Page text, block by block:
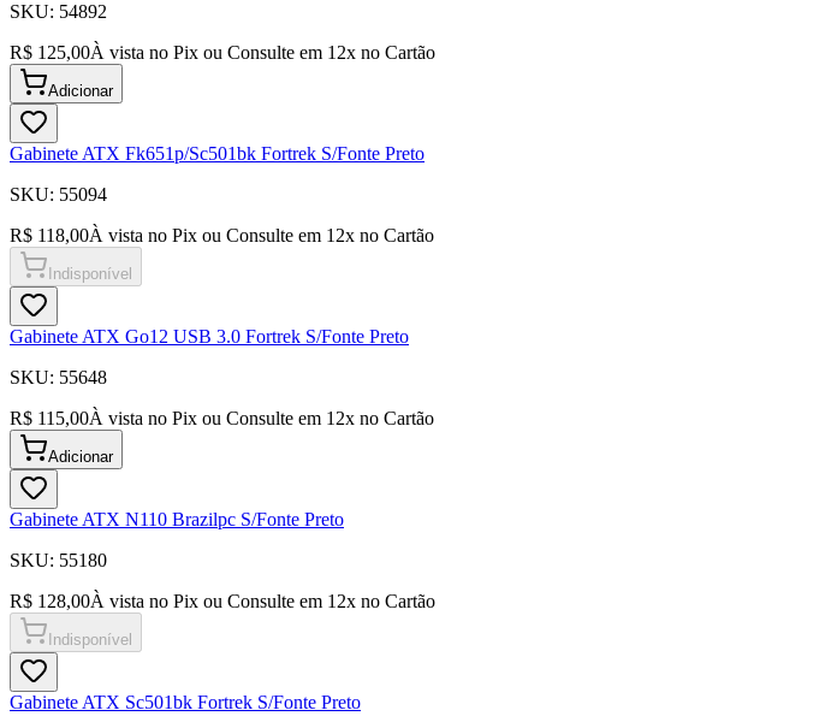
SKU: 54892
R$ 125,00À vista no Pix ou Consulte em 12x no Cartão
Adicionar
Gabinete ATX Fk651p/Sc501bk Fortrek S/Fonte Preto
SKU: 55094
R$ 118,00À vista no Pix ou Consulte em 12x no Cartão
Indisponível
Gabinete ATX Go12 USB 3.0 Fortrek S/Fonte Preto
SKU: 55648
R$ 115,00À vista no Pix ou Consulte em 12x no Cartão
Adicionar
Gabinete ATX N110 Brazilpc S/Fonte Preto
SKU: 55180
R$ 128,00À vista no Pix ou Consulte em 12x no Cartão
Indisponível
Gabinete ATX Sc501bk Fortrek S/Fonte Preto